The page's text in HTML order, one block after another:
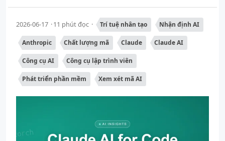
2026-06-17 11 phút đọc Trí tuệ nhân tạo Nhận định AI
Anthropic Chất lượng mã Claude Claude AI
Công cụ AI Công cụ lập trình viên
Phát triển phần mềm Xem xét mã AI